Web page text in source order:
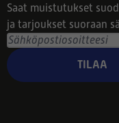
Saat muistutukset
ja tarjoukset suoraan
TILAA